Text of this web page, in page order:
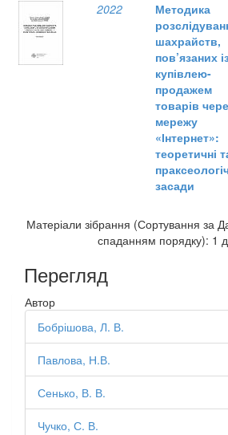
2022
Методика
шахрайств,
пов’язаних
купівлею-
продажем
товарів
мережу
«Інтернет»:
теоретичні
засади
Матеріали зібрання (Сортування за
спаданням порядку): 1
Перегляд
Автор
Бобрішова, Л. В.
Павлова, Н.В.
Сенько, В. В.
Чучко, С. В.